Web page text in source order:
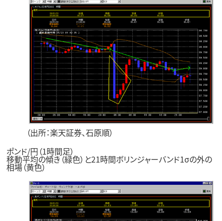
（出所：楽天証券、石原順）
ポンド/円（1時間足）
移動平均の傾き（緑色）と21時間ボリンジャーバンド1σの外の
相場（黄色）